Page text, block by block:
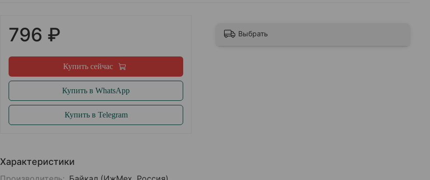
Характеристики
796 ₽
Купить сейчас
Купить в WhatsApp
Купить в Telegram
Выбрать